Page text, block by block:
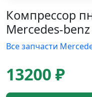
Компрессор
Mercedes-benz
Все запчасти
13200 ₽